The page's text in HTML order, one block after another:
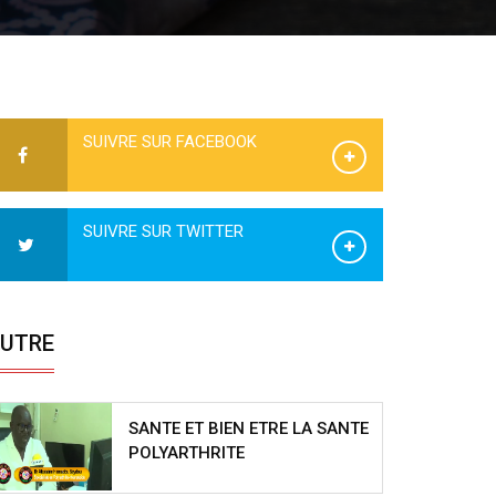
SUIVRE SUR FACEBOOK
SUIVRE SUR TWITTER
SANTE ET BIEN ETRE LA SANTE
POLYARTHRITE